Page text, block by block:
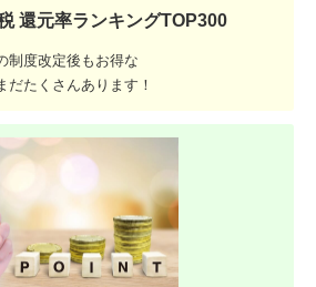
還元率ランキングTOP300
制度改定後もお得な
だたくさんあります！